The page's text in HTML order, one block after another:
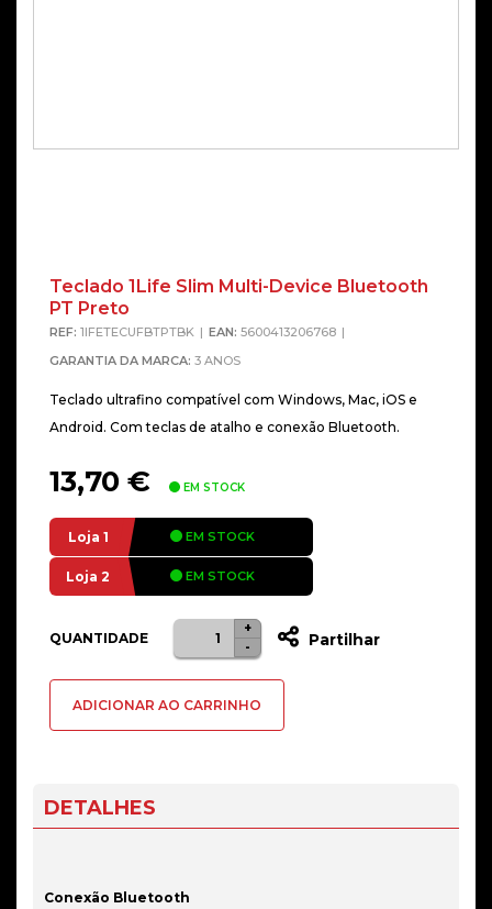
Teclado 1Life Slim Multi-Device Bluetooth
PT Preto
REF: 1IFETECUFBTPTBK EAN: 5600413206768
GARANTIA DA MARCA: 3 ANOS
Teclado ultrafino compatível com Windows, Mac, iOS e
Android. Com teclas de atalho e conexão Bluetooth.
13,70 € EM STOCK
Loja 1 EM STOCK
Loja 2 EM STOCK
QUANTIDADE
Quantidade
de
1Life
Bluetooth
-
+
Partilhar
ADICIONAR AO CARRINHO
DETALHES
Conexão Bluetooth